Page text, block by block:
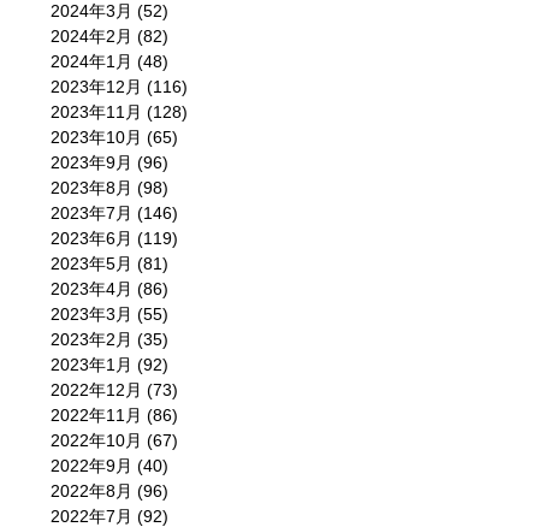
2024年3月 (52)
2024年2月 (82)
2024年1月 (48)
2023年12月 (116)
2023年11月 (128)
2023年10月 (65)
2023年9月 (96)
2023年8月 (98)
2023年7月 (146)
2023年6月 (119)
2023年5月 (81)
2023年4月 (86)
2023年3月 (55)
2023年2月 (35)
2023年1月 (92)
2022年12月 (73)
2022年11月 (86)
2022年10月 (67)
2022年9月 (40)
2022年8月 (96)
2022年7月 (92)